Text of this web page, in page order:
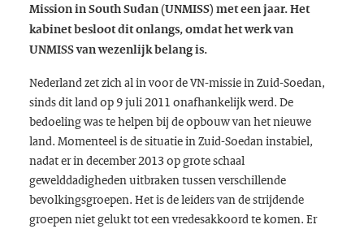
Mission in South Sudan (UNMISS) met een jaar. Het
kabinet besloot dit onlangs, omdat het werk van
UNMISS van wezenlijk belang is.
Nederland zet zich al in voor de VN-missie in Zuid-Soedan,
sinds dit land op 9 juli 2011 onafhankelijk werd. De
bedoeling was te helpen bij de opbouw van het nieuwe
land. Momenteel is de situatie in Zuid-Soedan instabiel,
nadat er in december 2013 op grote schaal
gewelddadigheden uitbraken tussen verschillende
bevolkingsgroepen. Het is de leiders van de strijdende
groepen niet gelukt tot een vredesakkoord te komen. Er